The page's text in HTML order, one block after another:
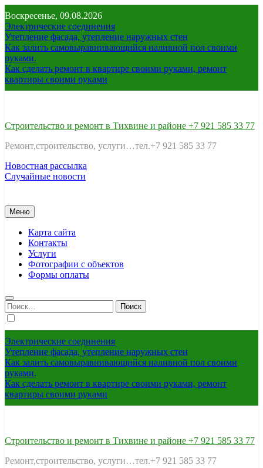
к
содержимому
Воскресенье, 09.08.2026
Электрические соединения
Утепление фасада, утепление наружных стен
Как залить самовыравнивающийся наливной пол своими
руками.
Как сделать ремонт в квартире своими руками, ремонт
квартиры своими руками
Строительство и ремонт в Тихвине и районе +7 921 585 33 77
Ремонт,строительство, услуги…тел.+7 921 585 33 77
Новостная рассылка
Случайные новости
Меню
Карта сайта
Контакты
Услуги
Фотографии с объектов
Формы оплаты
Найти:
Электрические соединения
Утепление фасада, утепление наружных стен
Как залить самовыравнивающийся наливной пол своими
руками.
Как сделать ремонт в квартире своими руками, ремонт
квартиры своими руками
Строительство и ремонт в Тихвине и районе +7 921 585 33 77
Ремонт,строительство, услуги…тел.+7 921 585 33 77